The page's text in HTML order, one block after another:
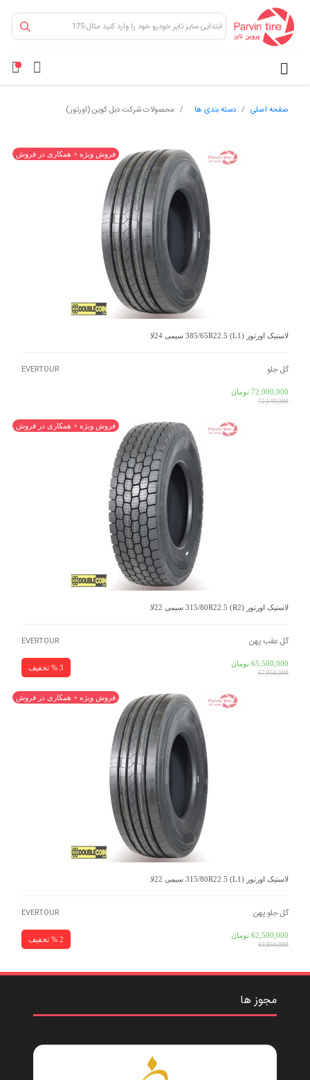
صفحه اصلی دسته بندی ها محصولات شرکت دبل کوین (اورتور)
لاستیک اورتور 385/65R22.5 (L1) سیمی 24لا
گل جلو EVERTOUR
72,000,000 تومان
72,540,000
فروش ویژه + همکاری در فروش
لاستیک اورتور 315/80R22.5 (R2) سیمی 22لا
گل عقب پهن EVERTOUR
65,500,000 تومان
67,956,000
3 % تخفیف
فروش ویژه + همکاری در فروش
لاستیک اورتور 315/80R22.5 (L1) سیمی 22لا
گل جلو پهن EVERTOUR
62,500,000 تومان
63,850,000
2 % تخفیف
فروش ویژه + همکاری در فروش
مجوز ها